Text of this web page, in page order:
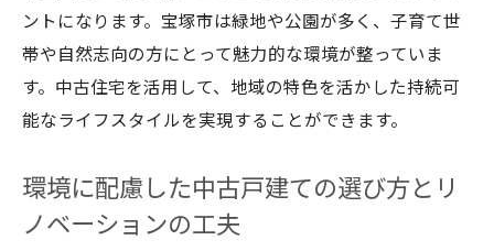
ントになります。宝塚市は緑地や公園が多く、子育て世
帯や自然志向の方にとって魅力的な環境が整っていま
す。中古住宅を活用して、地域の特色を活かした持続可
能なライフスタイルを実現することができます。
環境に配慮した中古戸建ての選び方とリ
ノベーションの工夫